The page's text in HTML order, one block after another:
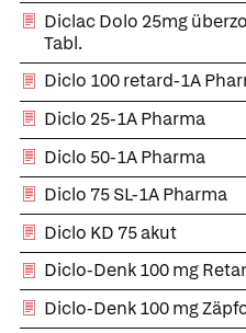
Diclac Dolo 25mg
Tabl.
Diclo 100 retard-1A
Diclo 25-1A Pharma
Diclo 50-1A Pharma
Diclo 75 SL-1A Pharma
Diclo KD 75 akut
Diclo-Denk 100 mg
Diclo-Denk 100 mg